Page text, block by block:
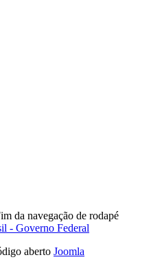
da navegação de rodapé
aberto Joomla